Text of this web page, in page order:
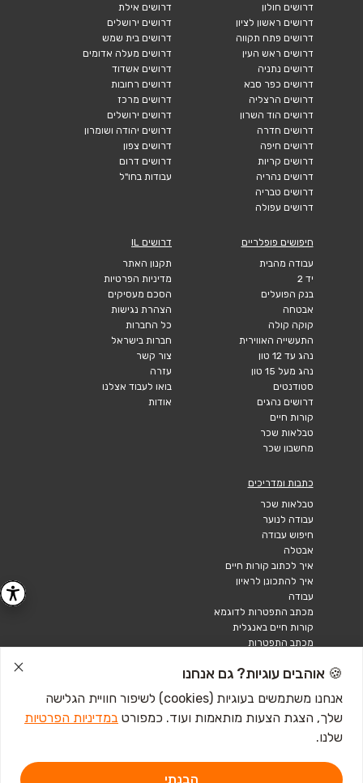
דרושים חולון
דרושים ראשון לציון
דרושים פתח תקווה
דרושים ראש העין
דרושים נתניה
דרושים כפר סבא
דרושים הרצליה
דרושים הוד השרון
דרושים חדרה
דרושים חיפה
דרושים קריות
דרושים נהריה
דרושים טבריה
דרושים עפולה
דרושים אילת
דרושים ירושלים
דרושים בית שמש
דרושים מעלה אדומים
דרושים אשדוד
דרושים רחובות
דרושים מרכז
דרושים ירושלים
דרושים יהודה ושומרון
דרושים צפון
דרושים דרום
עבודות בחו"ל
חיפושים פופלריים
עבודה מהבית
יד 2
בנק הפועלים
אבטחה
קוקה קולה
התעשייה האווירית
נהג עד 12 טון
נהג מעל 15 טון
סטודנטים
דרושים נהגים
קורות חיים
טבלאות שכר
מחשבון שכר
דרושים IL
תקנון האתר
מדיניות הפרטיות
הסכם מעסיקים
הצהרת נגישות
כל החברות
חברות בישראל
צור קשר
עזרה
בואו לעבוד אצלנו
אודות
כתבות ומדריכים
טבלאות שכר
עבודה לנוער
חיפוש עבודה
אבטלה
איך לכתוב קורות חיים
איך להתכונן לראיון
עבודה
מכתב התפטרות לדוגמא
קורות חיים באנגלית
מכתב התפטרות
🍪 אוהבים עוגיות? גם אנחנו
אנחנו משתמשים בעוגיות (cookies) לשיפור חוויית הגלישה
שלך, הצגת הצעות מותאמות ועוד. כמפורט במדיניות הפרטיות
שלנו.
הבנתי